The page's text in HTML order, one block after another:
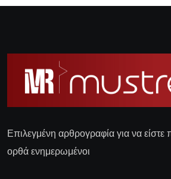
Επιλεγμένη αρθρογραφία για να είστε
ορθά ενημερωμένοι